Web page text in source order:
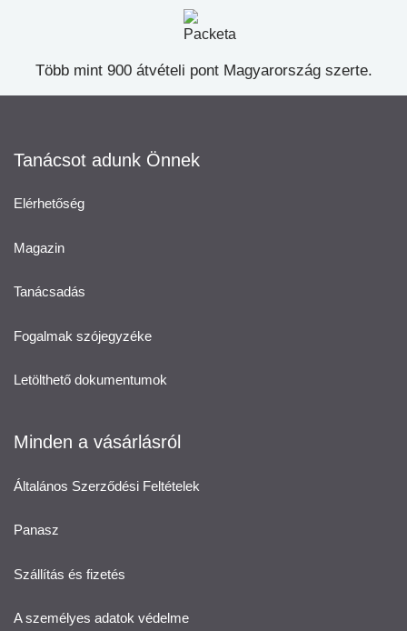
Több mint 900 átvételi pont Magyarország szerte.
Tanácsot adunk Önnek
Elérhetőség
Magazin
Tanácsadás
Fogalmak szójegyzéke
Letölthető dokumentumok
Minden a vásárlásról
Általános Szerződési Feltételek
Panasz
Szállítás és fizetés
A személyes adatok védelme